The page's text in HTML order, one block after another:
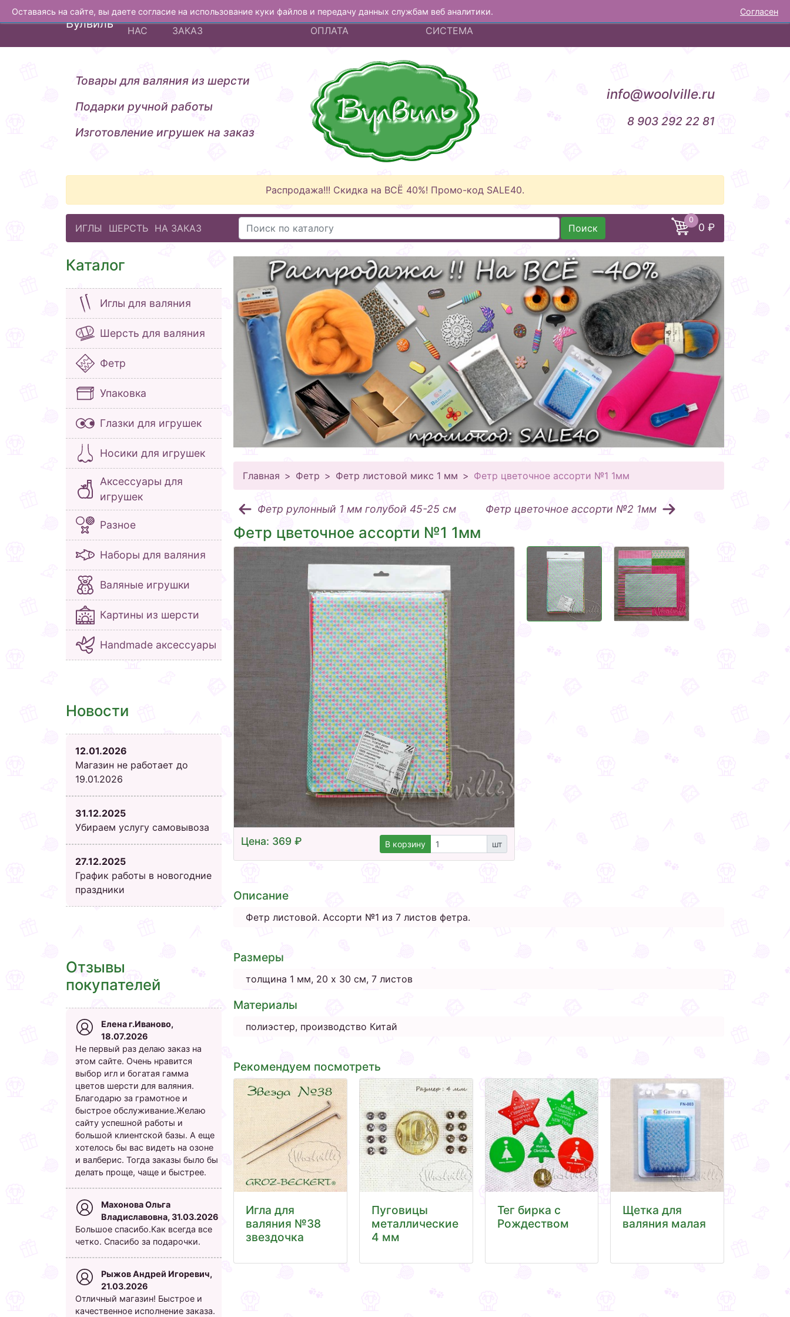
Оставаясь на сайте, вы даете согласие на использование куки файлов и передачу данных службам веб аналитики. Согласен
Вулвиль
О
НАС
ИЗГОТОВЛЕНИЕ НА
ЗАКАЗ
ДОСТАВКА И
ОПЛАТА
БОНУСНАЯ
СИСТЕМА
Товары для валяния из шерсти
Подарки ручной работы
Изготовление игрушек на заказ
info@woolville.ru
8 903 292 22 81
Распродажа!!! Скидка на ВСЁ 40%! Промо-код SALE40.
ИГЛЫ ШЕРСТЬ НА ЗАКАЗ Поиск
0
0 ₽
Каталог
Иглы для валяния
Шерсть для валяния
Фетр
Упаковка
Глазки для игрушек
Носики для игрушек
Аксессуары для
игрушек
Разное
Наборы для валяния
Валяные игрушки
Картины из шерсти
Handmade аксессуары
Новости
12.01.2026
Магазин не работает до
19.01.2026
31.12.2025
Убираем услугу самовывоза
27.12.2025
График работы в новогодние
праздники
Отзывы
покупателей
Елена г.Иваново,
18.07.2026
Не первый раз делаю заказ на
этом сайте. Очень нравится
выбор игл и богатая гамма
цветов шерсти для валяния.
Благодарю за грамотное и
быстрое обслуживание.Желаю
сайту успешной работы и
большой клиентской базы. А еще
хотелось бы вас видеть на озоне
и валберис. Тогда заказы было бы
делать проще, чаще и быстрее.
Махонова Ольга
Владиславовна, 31.03.2026
Большое спасибо.Как всегда все
четко. Спасибо за подарочки.
Рыжов Андрей Игоревич,
21.03.2026
Отличный магазин! Быстрое и
качественное исполнение заказа.
Главная Фетр Фетр листовой микс 1 мм Фетр цветочное ассорти №1 1мм
Фетр рулонный 1 мм голубой 45-25 см Фетр цветочное ассорти №2 1мм
Фетр цветочное ассорти №1 1мм
Цена: 369 ₽ В корзину шт
Описание
Фетр листовой. Ассорти №1 из 7 листов фетра.
Размеры
толщина 1 мм, 20 х 30 см, 7 листов
Материалы
полиэстер, производство Китай
Рекомендуем посмотреть
Игла для
валяния №38
звездочка
Пуговицы
металлические
4 мм
Тег бирка с
Рождеством
Щетка для
валяния малая